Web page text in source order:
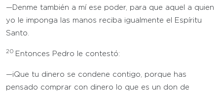
—Denme también a mí ese poder, para que aquel a quien
yo le imponga las manos reciba igualmente el Espíritu
Santo.
20 Entonces Pedro le contestó:
—¡Que tu dinero se condene contigo, porque has
pensado comprar con dinero lo que es un don de